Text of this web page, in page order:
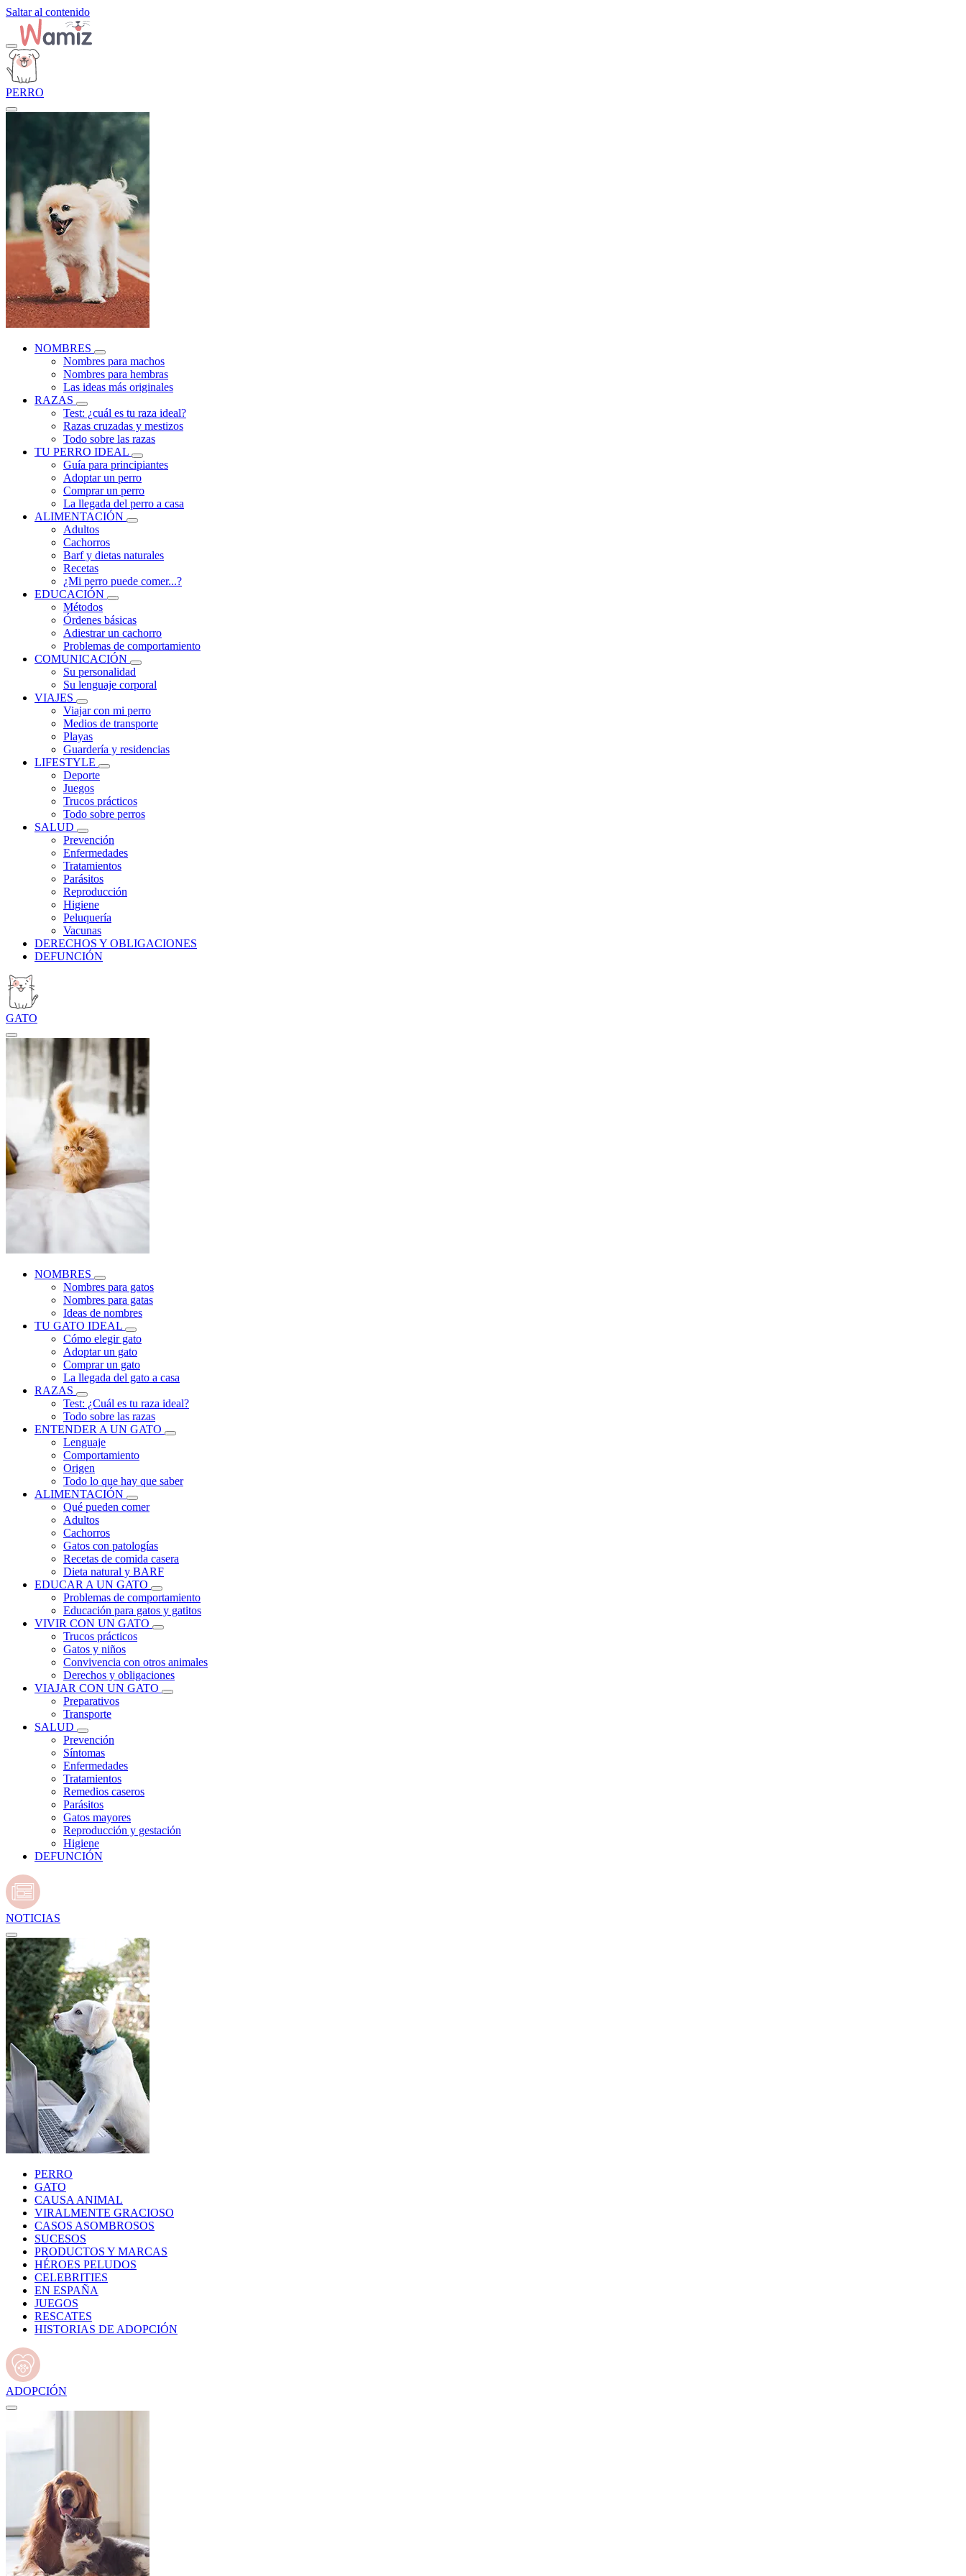
Saltar al contenido
PERRO
NOMBRES
Nombres para machos
Nombres para hembras
Las ideas más originales
RAZAS
Test: ¿cuál es tu raza ideal?
Razas cruzadas y mestizos
Todo sobre las razas
TU PERRO IDEAL
Guía para principiantes
Adoptar un perro
Comprar un perro
La llegada del perro a casa
ALIMENTACIÓN
Adultos
Cachorros
Barf y dietas naturales
Recetas
¿Mi perro puede comer...?
EDUCACIÓN
Métodos
Órdenes básicas
Adiestrar un cachorro
Problemas de comportamiento
COMUNICACIÓN
Su personalidad
Su lenguaje corporal
VIAJES
Viajar con mi perro
Medios de transporte
Playas
Guardería y residencias
LIFESTYLE
Deporte
Juegos
Trucos prácticos
Todo sobre perros
SALUD
Prevención
Enfermedades
Tratamientos
Parásitos
Reproducción
Higiene
Peluquería
Vacunas
DERECHOS Y OBLIGACIONES
DEFUNCIÓN
GATO
NOMBRES
Nombres para gatos
Nombres para gatas
Ideas de nombres
TU GATO IDEAL
Cómo elegir gato
Adoptar un gato
Comprar un gato
La llegada del gato a casa
RAZAS
Test: ¿Cuál es tu raza ideal?
Todo sobre las razas
ENTENDER A UN GATO
Lenguaje
Comportamiento
Origen
Todo lo que hay que saber
ALIMENTACIÓN
Qué pueden comer
Adultos
Cachorros
Gatos con patologías
Recetas de comida casera
Dieta natural y BARF
EDUCAR A UN GATO
Problemas de comportamiento
Educación para gatos y gatitos
VIVIR CON UN GATO
Trucos prácticos
Gatos y niños
Convivencia con otros animales
Derechos y obligaciones
VIAJAR CON UN GATO
Preparativos
Transporte
SALUD
Prevención
Síntomas
Enfermedades
Tratamientos
Remedios caseros
Parásitos
Gatos mayores
Reproducción y gestación
Higiene
DEFUNCIÓN
NOTICIAS
PERRO
GATO
CAUSA ANIMAL
VIRALMENTE GRACIOSO
CASOS ASOMBROSOS
SUCESOS
PRODUCTOS Y MARCAS
HÉROES PELUDOS
CELEBRITIES
EN ESPAÑA
JUEGOS
RESCATES
HISTORIAS DE ADOPCIÓN
ADOPCIÓN